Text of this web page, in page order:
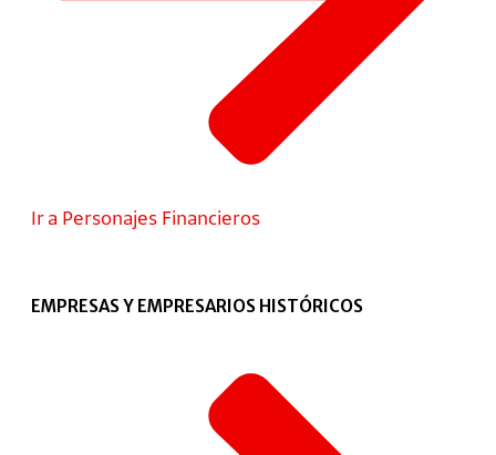
Ir a Personajes Financieros
EMPRESAS Y EMPRESARIOS HISTÓRICOS